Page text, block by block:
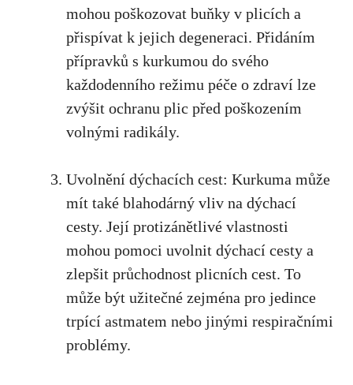
mohou poškozovat‌ buňky v plicích a
přispívat k jejich degeneraci. Přidáním
přípravků s kurkumou⁣ do svého
každodenního režimu péče o⁢ zdraví lze
zvýšit​ ochranu plic před poškozením
volnými radikály.
Uvolnění dýchacích cest: Kurkuma může
mít⁤ také blahodárný vliv na dýchací
cesty.⁣ Její protizánětlivé vlastnosti
mohou pomoci uvolnit dýchací cesty a
zlepšit průchodnost plicních cest.⁢ To
může být⁤ užitečné zejména pro jedince
trpící astmatem nebo jinými respiračními
problémy.